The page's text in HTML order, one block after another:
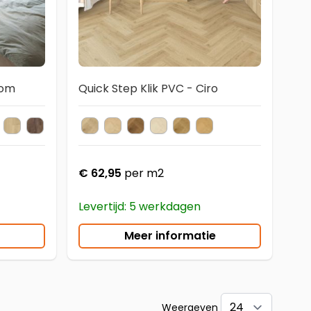
AVMPU40236
AVMPU40199
AVMPU40237
AVMPU40318
AVMPU40074
AVMPU40099
AVMPU40104
AVMPU40203
AVMPU40315
Quick Step Klik PVC - Ciro
KleurAVHBU40362
AVHBU40359
AVHBU40364
AVHBU40361
AVHBU40363
AVHBU40360
€ 62,95 per m2
Levertijd: 5 werkdagen
Meer informatie
Weergeven